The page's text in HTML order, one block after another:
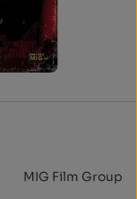
MIG Film Group